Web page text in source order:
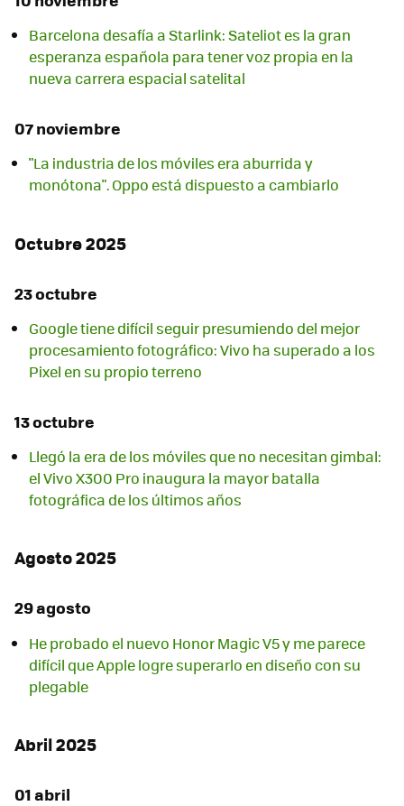
Barcelona desafía a Starlink: Sateliot es la gran
esperanza española para tener voz propia en la
nueva carrera espacial satelital
07 noviembre
"La industria de los móviles era aburrida y
monótona". Oppo está dispuesto a cambiarlo
Octubre 2025
23 octubre
Google tiene difícil seguir presumiendo del mejor
procesamiento fotográfico: Vivo ha superado a los
Pixel en su propio terreno
13 octubre
Llegó la era de los móviles que no necesitan gimbal:
el Vivo X300 Pro inaugura la mayor batalla
fotográfica de los últimos años
Agosto 2025
29 agosto
He probado el nuevo Honor Magic V5 y me parece
difícil que Apple logre superarlo en diseño con su
plegable
Abril 2025
01 abril